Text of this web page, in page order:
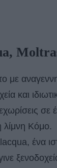
με
και
σε
Κόμο.
ένα